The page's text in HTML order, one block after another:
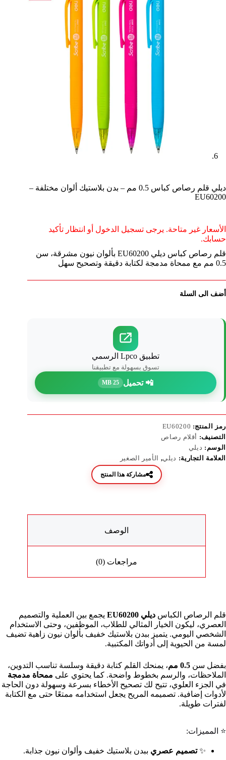
ديلي قلم رصاص كباس 0.5 مم – بدن بلاستيك ألوان مختلفة –
EU60200
الأسعار غير متاحة. يرجى تسجيل الدخول أو انتظار تأكيد
حسابك.
قلم رصاص كباس ديلي EU60200 بألوان نيون مشرقة، سن
0.5 مم مع ممحاة مدمجة لكتابة دقيقة وتصحيح سهل
أضف الى السلة
تطبيق Lpco الرسمي
تسوق بسهولة مع تطبيقنا
📲 تحميل 25 MB
رمز المنتج: EU60200
التصنيف: أقلام رصاص
الوسم: ديلي
العلامة التجارية: ديلي, الأمير الصغير
مشاركة هذا المنتج
الوصف
مراجعات (0)
قلم الرصاص الكباس ديلي EU60200
يجمع بين العملية والتصميم
العصري، ليكون الخيار المثالي للطلاب، الموظفين، وحتى الاستخدام
الشخصي اليومي. يتميز ببدن بلاستيك خفيف بألوان نيون زاهية تضيف
لمسة من الحيوية إلى أدواتك المكتبية.
بفضل سن 0.5 مم
، يمنحك القلم كتابة دقيقة وسلسة تناسب التدوين،
الملاحظات، والرسم بخطوط واضحة. كما يحتوي على ممحاة مدمجة
في الجزء العلوي، تتيح لك تصحيح الأخطاء بسرعة وسهولة دون الحاجة
لأدوات إضافية. تصميمه المريح يجعل استخدامه ممتعًا حتى مع الكتابة
لفترات طويلة.
⭐ المميزات:
✨تصميم عصري ببدن بلاستيك خفيف وألوان نيون جذابة.